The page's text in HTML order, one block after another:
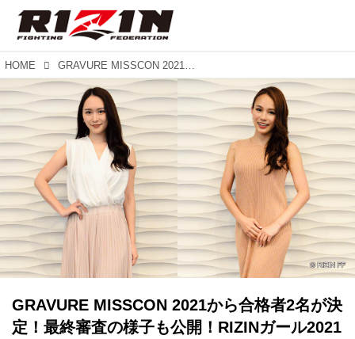
HOME GRAVURE MISSCON 2021から合格者2名が決定！最終審査の様子も公開！RIZINガール2021オーディション
GRAVURE MISSCON 2021から合格者2名が決
定！最終審査の様子も公開！RIZINガール2021